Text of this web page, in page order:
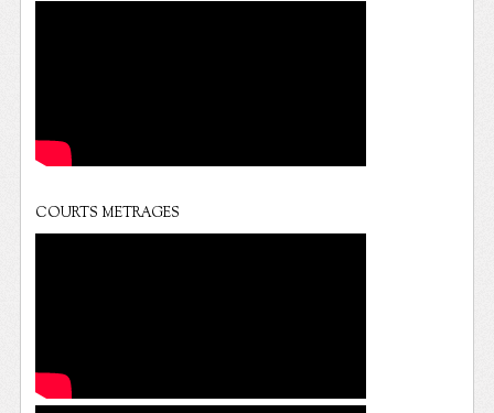
COURTS METRAGES